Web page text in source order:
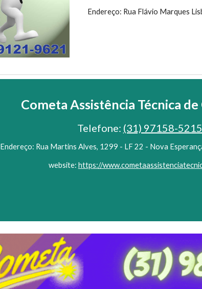
Endereço: Rua Flávio Marques
Cometa Assistência Técnica
Telefone: (31) 97158-5215
Endereço: Rua Martins Alves, 1299 - LF 22 - Nova
website: https://